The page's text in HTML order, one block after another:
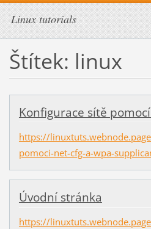
Linux tutorials
Štítek: linux
Konfigurace sítě
https://
pomoci-net-cfg-a-wpa-
Úvodní stránka
https://